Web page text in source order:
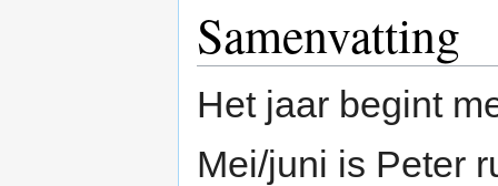
Samenvatting
Het jaar begint
Mei/juni is Peter